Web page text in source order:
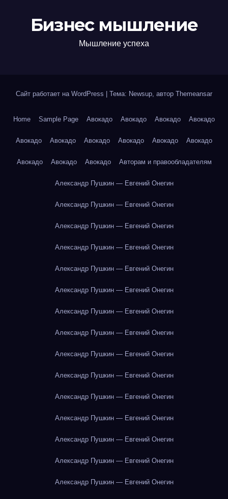
Бизнес мышление
Мышление успеха
Сайт работает на WordPress Тема: Newsup, автор Themeansar
Home Sample Page Авокадо Авокадо Авокадо Авокадо
Авокадо Авокадо Авокадо Авокадо Авокадо Авокадо
Авокадо Авокадо Авокадо Авторам и правообладателям
Александр Пушкин — Евгений Онегин
Александр Пушкин — Евгений Онегин
Александр Пушкин — Евгений Онегин
Александр Пушкин — Евгений Онегин
Александр Пушкин — Евгений Онегин
Александр Пушкин — Евгений Онегин
Александр Пушкин — Евгений Онегин
Александр Пушкин — Евгений Онегин
Александр Пушкин — Евгений Онегин
Александр Пушкин — Евгений Онегин
Александр Пушкин — Евгений Онегин
Александр Пушкин — Евгений Онегин
Александр Пушкин — Евгений Онегин
Александр Пушкин — Евгений Онегин
Александр Пушкин — Евгений Онегин